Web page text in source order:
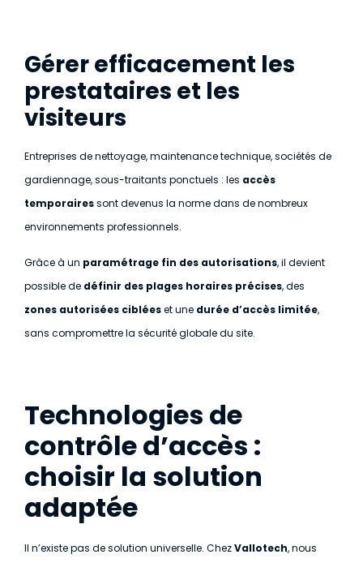
Gérer efficacement les
prestataires et les
visiteurs
Entreprises de nettoyage, maintenance technique, sociétés de
gardiennage, sous-traitants ponctuels : les accès
temporairessont devenus la norme dans de nombreux
environnements professionnels.
Grâce à un paramétrage fin des autorisations, il devient
possible de définir des plages horaires précises, des
zones autorisées cibléeset une durée d’accès limitée,
sans compromettre la sécurité globale du site.
Technologies de
contrôle d’accès :
choisir la solution
adaptée
Il n’existe pas de solution universelle. ChezVallotech, nous